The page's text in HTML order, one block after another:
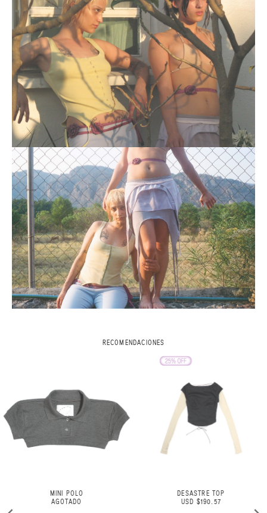
RECOMENDACIONES
MINI POLO
AGOTADO
DESASTRE TOP
USD $190.57